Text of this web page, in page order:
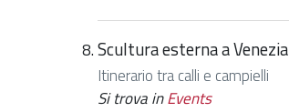
Scultura esterna a Venezia
Itinerario tra calli e campielli
Si trova inEvents